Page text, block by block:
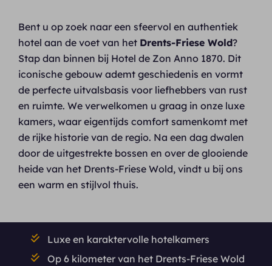
Bent u op zoek naar een sfeervol en authentiek
hotel aan de voet van het Drents-Friese Wold?
Stap dan binnen bij Hotel de Zon Anno 1870. Dit
iconische gebouw ademt geschiedenis en vormt
de perfecte uitvalsbasis voor liefhebbers van rust
en ruimte. We verwelkomen u graag in onze luxe
kamers, waar eigentijds comfort samenkomt met
de rijke historie van de regio. Na een dag dwalen
door de uitgestrekte bossen en over de glooiende
heide van het Drents-Friese Wold, vindt u bij ons
een warm en stijlvol thuis.
Luxe en karaktervolle hotelkamers
Op 6 kilometer van het Drents-Friese Wold